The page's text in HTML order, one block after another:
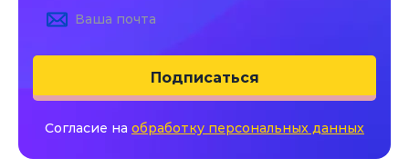
Подписаться
Согласие на обработку персональных данных